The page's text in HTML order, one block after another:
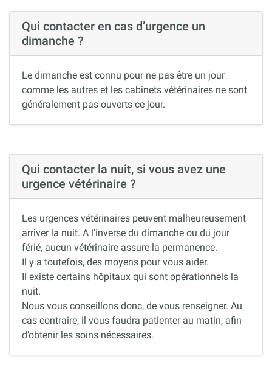
Qui contacter en cas d’urgence un
dimanche ?
Le dimanche est connu pour ne pas être un jour
comme les autres et les cabinets vétérinaires ne sont
généralement pas ouverts ce jour.
Qui contacter la nuit, si vous avez une
urgence vétérinaire ?
Les urgences vétérinaires peuvent malheureusement
arriver la nuit. A l’inverse du dimanche ou du jour
férié, aucun vétérinaire assure la permanence.
Il y a toutefois, des moyens pour vous aider.
Il existe certains hôpitaux qui sont opérationnels la
nuit.
Nous vous conseillons donc, de vous renseigner. Au
cas contraire, il vous faudra patienter au matin, afin
d’obtenir les soins nécessaires.